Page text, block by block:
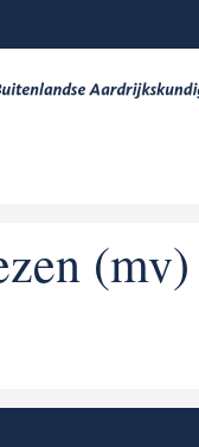
(mv)